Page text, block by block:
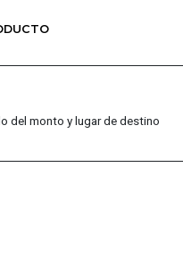
del monto y lugar de destino